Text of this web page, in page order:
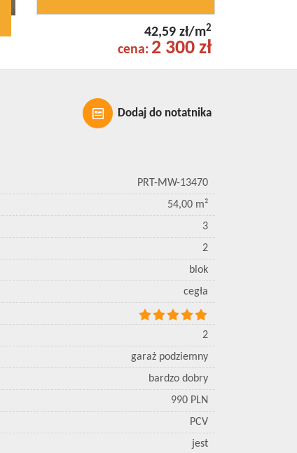
42,59 zł/m2
cena: 2 300 zł
Dodaj do notatnika
PRT-MW-13470
54,00 m²
3
2
blok
cegła
2
garaż podziemny
bardzo dobry
990 PLN
PCV
jest